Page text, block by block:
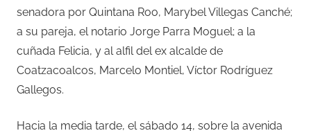
senadora por Quintana Roo, Marybel Villegas Canché;
a su pareja, el notario Jorge Parra Moguel; a la
cuñada Felicia, y al alfil del ex alcalde de
Coatzacoalcos, Marcelo Montiel, Víctor Rodríguez
Gallegos.
Hacia la media tarde, el sábado 14, sobre la avenida